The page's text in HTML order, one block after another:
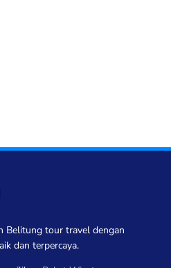
Belitung tour travel dengan
dan terpercaya.